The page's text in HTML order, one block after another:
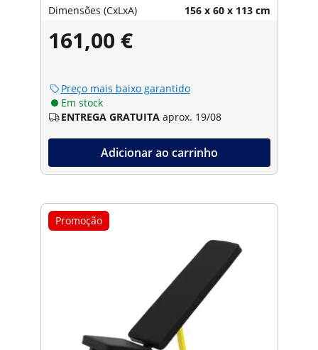
Dimensões (CxLxA) 156 x 60 x 113 cm
161,00 €
Preço mais baixo garantido
Em stock
ENTREGA GRATUITA aprox. 19/08
Adicionar ao carrinho
Promoção